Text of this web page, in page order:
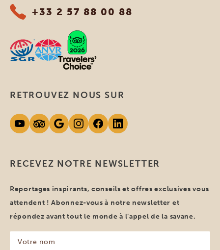
+33 2 57 88 00 88
RECEVEZ NOTRE NEWSLETTER
Reportages inspirants, conseils et offres exclusives vous
attendent ! Abonnez-vous à notre newsletter et
répondez avant tout le monde à l’appel de la savane.
nom
RETROUVEZ NOUS SUR